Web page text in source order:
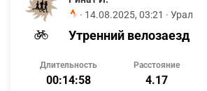
· 14.08.2025, 03:21 · Урал
Утренний велозаезд
Длительность
00:14:58
Расстояние
4.17